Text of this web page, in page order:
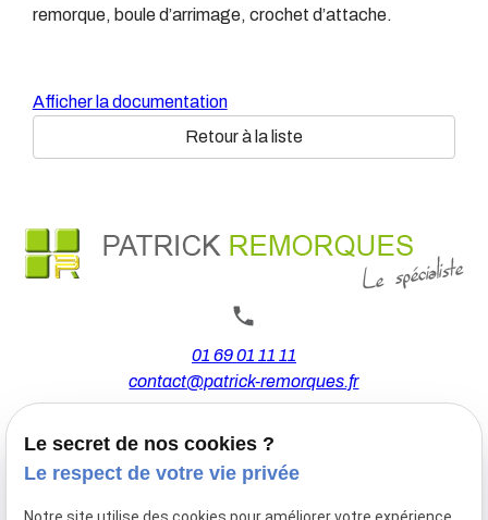
remorque, boule d’arrimage, crochet d’attache.
Afficher la documentation
Retour à la liste
01 69 01 11 11
contact@patrick-remorques.fr
44 Avenue de la Division Leclerc
91160 BALLAINVILLIERS
Le secret de nos cookies ?
Le respect de votre vie privée